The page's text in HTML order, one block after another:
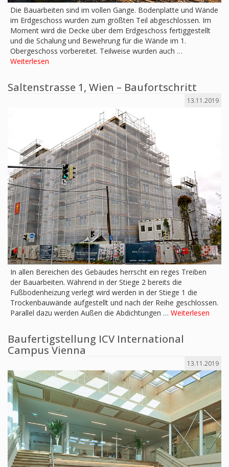
Die Bauarbeiten sind im vollen Gange. Bodenplatte und Wände
im Erdgeschoss wurden zum größten Teil abgeschlossen. Im
Moment wird die Decke über dem Erdgeschoss fertiggestellt
und die Schalung und Bewehrung für die Wände im 1.
Obergeschoss vorbereitet. Teilweise wurden auch …
Weiterlesen
Saltenstrasse 1, Wien – Baufortschritt
13.11.2019
In allen Bereichen des Gebäudes herrscht ein reges Treiben
der Bauarbeiten. Während in der Stiege 2 bereits die
Fußbodenheizung verlegt wird werden in der Stiege 1 die
Trockenbauwände aufgestellt und nach der Reihe geschlossen.
Parallel dazu werden Außen die Abdichtungen … Weiterlesen
Baufertigstellung ICV International
Campus Vienna
13.11.2019